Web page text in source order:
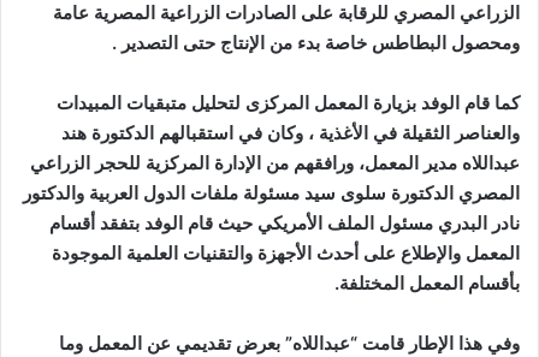
الزراعي المصري للرقابة على الصادرات الزراعية المصرية عامة
ومحصول البطاطس خاصة بدء من الإنتاج حتى التصدير .
كما قام الوفد بزيارة المعمل المركزى لتحليل متبقيات المبيدات
والعناصر الثقيلة في الأغذية ، وكان في استقبالهم الدكتورة هند
عبداللاه مدير المعمل، ورافقهم من الإدارة المركزية للحجر الزراعي
المصري الدكتورة سلوى سيد مسئولة ملفات الدول العربية والدكتور
نادر البدري مسئول الملف الأمريكي حيث قام الوفد بتفقد أقسام
المعمل والإطلاع على أحدث الأجهزة والتقنيات العلمية الموجودة
بأقسام المعمل المختلفة.
وفي هذا الإطار قامت “عبداللاه” بعرض تقديمي عن المعمل وما